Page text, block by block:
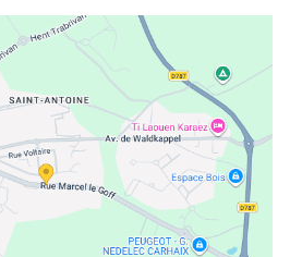
08:00 - 12:0014:00 - 19:00
08:00 - 12:00
08:00 - 12:00
08:00 - 12:0014:00 - 19:00
09:00 - 12:0014:00 - 18:00
09:00 - 12:0014:00 - 18:00